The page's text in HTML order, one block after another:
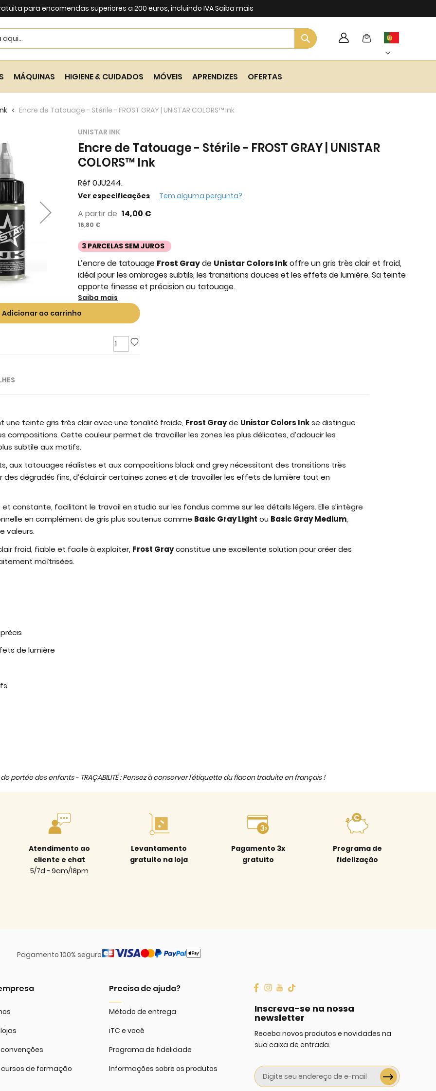
para encomendas superiores a 200 euros, incluindo IVASaiba mais
Search
Search My Cart
Language
MÁQUINAS HIGIENE & CUIDADOS MÓVEIS APRENDIZES OFERTAS
Encre de Tatouage - Stérile - FROST GRAY | UNISTAR COLORS™ Ink
UNISTAR INK
Encre de Tatouage - Stérile - FROST GRAY | UNISTAR
COLORS™ Ink
Réf 0JU244.
3 PARCELAS SEM JUROS
A partir de 14,00 €
16,80 €
Ver especificações Tem alguma pergunta?
L’encre de tatouage Frost Grayde Unistar Colors Inkoffre un gris très clair et froid,
idéal pour les ombrages subtils, les transitions douces et les effets de lumière. Sa teinte
apporte finesse et précision au tatouage.
Saiba mais
Adicionar ao carrinho
une teinte gris très clair avec une tonalité froide, Frost Grayde Unistar Colors Inkse distingue
Cette couleur permet de travailler les zones les plus délicates, d’adoucir les
subtile aux motifs.
aux tatouages réalistes et aux compositions black and grey nécessitant des transitions très
dégradés fins, d’éclaircir certaines zones et de travailler les effets de lumière tout en
constante, facilitant le travail en studio sur les fondus comme sur les détails légers. Elle s’intègre
en complément de gris plus soutenus comme Basic Gray Light ou Basic Gray Medium,
valeurs.
froid, fiable et facile à exploiter, Frost Grayconstitue une excellente solution pour créer des
maîtrisées.
de lumière
portée des enfants - TRAÇABILITÉ : Pensez à conserver l'étiquette du flacon traduite en français !
Atendimento ao
cliente e chat
5/7d - 9am/18pm
Levantamento
gratuito na loja
Pagamento 3x
gratuito
Programa de
fidelização
Pagamento 100% seguro
cursos de formação
Precisa de ajuda?
Método de entrega
iTC e você
Programa de fidelidade
Informações sobre os produtos
Inscreva-se na nossa
newsletter
Receba novos produtos e novidades na
sua caixa de entrada.
Sign
Up